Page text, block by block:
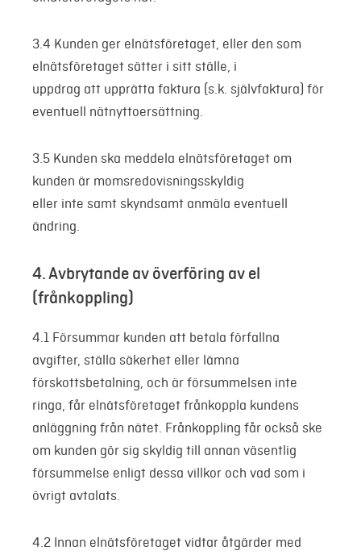
3.4 Kunden ger elnätsföretaget, eller den som
elnätsföretaget sätter i sitt ställe, i
uppdrag att upprätta faktura (s.k. självfaktura) för
eventuell nätnyttoersättning.
3.5 Kunden ska meddela elnätsföretaget om
kunden är momsredovisningsskyldig
eller inte samt skyndsamt anmäla eventuell
ändring.
4. Avbrytande av överföring av el
(frånkoppling)
4.1 Försummar kunden att betala förfallna
avgifter, ställa säkerhet eller lämna
förskottsbetalning, och är försummelsen inte
ringa, får elnätsföretaget frånkoppla kundens
anläggning från nätet. Frånkoppling får också ske
om kunden gör sig skyldig till annan väsentlig
försummelse enligt dessa villkor och vad som i
övrigt avtalats.
4.2 Innan elnätsföretaget vidtar åtgärder med